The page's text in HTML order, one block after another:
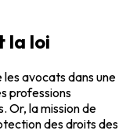
la loi
avocats dans une
professions
Or, la mission de
des droits des